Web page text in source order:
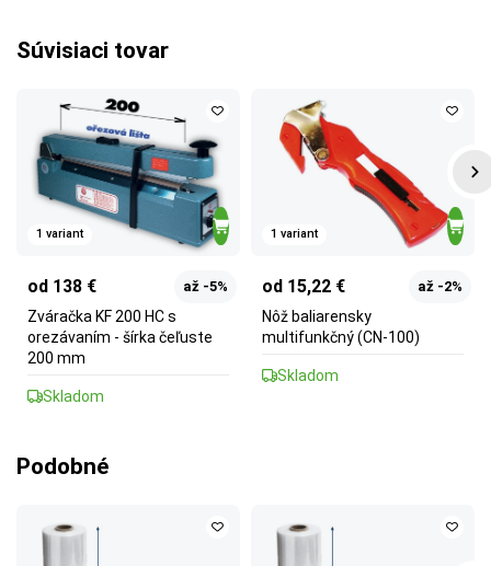
Súvisiaci tovar
1 variant
od 138 € až -5%
Zváračka KF 200 HC s
orezávaním - šírka čeľuste
200 mm
Skladom
1 variant
od 15,22 € až -2%
Nôž baliarensky
multifunkčný (CN-100)
Skladom
Podobné